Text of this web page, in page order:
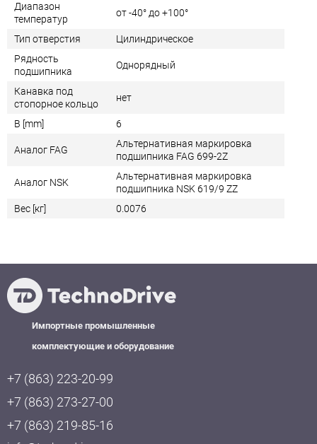
Диапазон
температур
от -40° до +100°
Тип отверстия
Цилиндрическое
Рядность
подшипника
Однорядный
Канавка под
стопорное кольцо
нет
B [mm] 6
Аналог FAG
Альтернативная маркировка
подшипника FAG 699-2Z
Аналог NSK
Альтернативная маркировка
подшипника NSK 619/9 ZZ
Вес [кг]
0.0076
Импортные промышленные
комплектующие и оборудование
+7 (863) 223-20-99
+7 (863) 273-27-00
+7 (863) 219-85-16